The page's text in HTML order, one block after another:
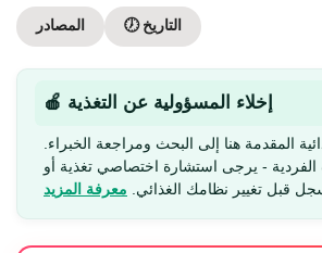
المصادر 🕖 التاريخ
🍎 إخلاء المسؤولية عن التغذية
المقدمة هنا إلى البحث ومراجعة الخبراء.
الفردية - يرجى استشارة اختصاصي تغذية أو
قبل تغيير نظامك الغذائي. معرفة المزيد